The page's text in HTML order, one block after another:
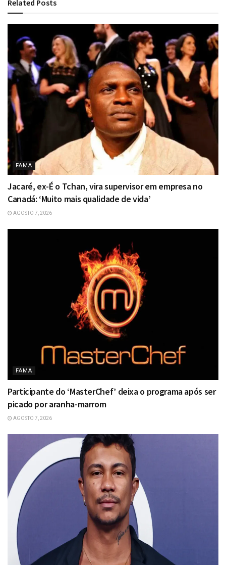
Related Posts
FAMA
Jacaré, ex-É o Tchan, vira supervisor em empresa no
Canadá: ‘Muito mais qualidade de vida’
AGOSTO 7, 2026
FAMA
Participante do ‘MasterChef’ deixa o programa após ser
picado por aranha-marrom
AGOSTO 7, 2026